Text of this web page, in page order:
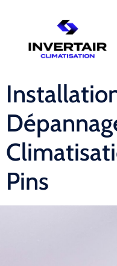
Pins